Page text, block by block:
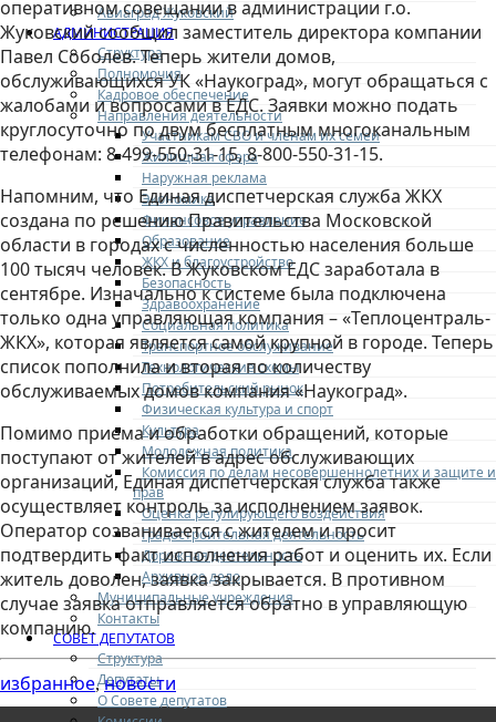
Авиаград Жуковский
АДМИНИСТРАЦИЯ
Структура
Полномочия
Кадровое обеспечение
Направления деятельности
Участникам СВО и членам их семей
Жилищная сфера
Наружная реклама
Экономика
Финансовое управление
Образование
ЖКХ и благоустройство
Безопасность
Здравоохранение
Социальная политика
Транспортное обслуживание
Технологические схемы
Потребительский рынок
Физическая культура и спорт
Культура
Молодежная политика
Комиссия по делам несовершеннолетних и защите
прав
Оценка регулирующего воздействия
Градостроительная деятельность
Дорожная деятельность
Архивное дело
Муниципальные учреждения
Контакты
СОВЕТ ДЕПУТАТОВ
Структура
Депутаты
О Совете депутатов
оперативном совещании в администрации г.о.
Жуковский сообщил заместитель директора компании
Павел Соболев. Теперь жители домов,
обслуживающихся УК «Наукоград», могут обращаться с
жалобами и вопросами в ЕДС. Заявки можно подать
круглосуточно по двум бесплатным многоканальным
телефонам: 8-499-550-31-15, 8-800-550-31-15.
Напомним, что Единая диспетчерская служба ЖКХ
создана по решению Правительства Московской
области в городах с численностью населения больше
100 тысяч человек. В Жуковском ЕДС заработала в
сентябре. Изначально к системе была подключена
только одна управляющая компания – «Теплоцентраль-
ЖКХ», которая является самой крупной в городе. Теперь
список пополнила и вторая по количеству
обслуживаемых домов компания «Наукоград».
Помимо приема и обработки обращений, которые
поступают от жителей в адрес обслуживающих
организаций, Единая диспетчерская служба также
осуществляет контроль за исполнением заявок.
Оператор созванивается с жителем и просит
подтвердить факт исполнения работ и оценить их. Если
житель доволен, заявка закрывается. В противном
случае заявка отправляется обратно в управляющую
компанию.
избранное,новости